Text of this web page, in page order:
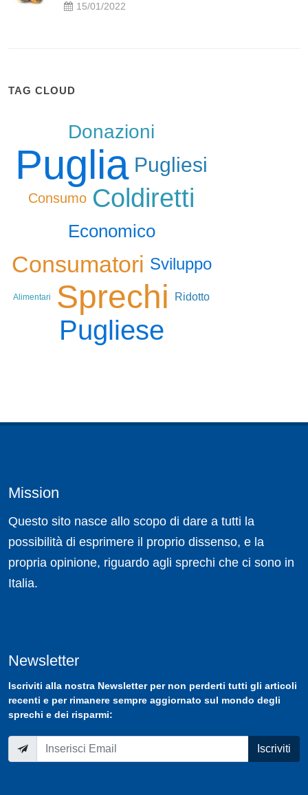
15/01/2022
TAG CLOUD
Donazioni
Puglia Pugliesi
Consumo Coldiretti
Economico
Consumatori Sviluppo
Alimentari Sprechi Ridotto
Pugliese
Mission
Questo sito nasce allo scopo di dare a tutti la
possibilità di esprimere il proprio dissenso, e la
propria opinione, riguardo agli sprechi che ci sono in
Italia.
Newsletter
Iscriviti alla nostra Newsletterper non perderti tutti gli articoli
recenti e per rimanere sempre aggiornato sul mondo degli
sprechi e dei risparmi:
Iscriviti